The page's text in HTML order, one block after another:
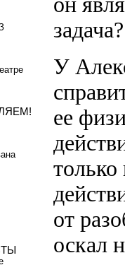
задача?
У
ее
от
оскал